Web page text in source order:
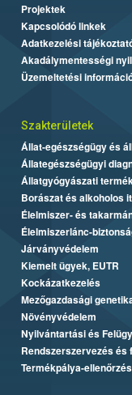
Projektek
Kapcsolódó linkek
Adatkezelési
Akadálymentességi
Üzemeltetési
Szakterületek
Állat-egészségügy és
Állategészségügyi
Állatgyógyászati
Borászat és alkoholos
Élelmiszer- és
Élelmiszerlánc-
Járványvédelem
Kiemelt ügyek, EUTR
Kockázatkezelés
Mezőgazdasági
Növényvédelem
Nyilvántartási és
Rendszerszervezés és
Termékpálya-ellenőrzés